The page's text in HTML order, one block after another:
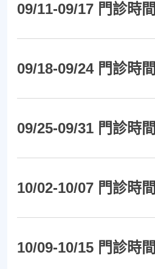
09/11-09/17 門診時間
09/18-09/24 門診時間
09/25-09/31 門診時間
10/02-10/07 門診時間
10/09-10/15 門診時間